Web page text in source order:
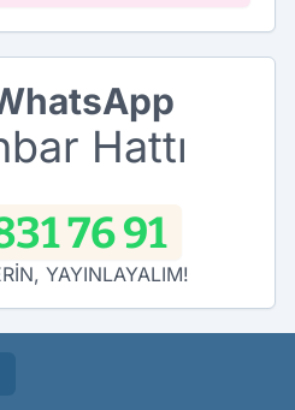
Hattı
76 91
YAYINLAYALIM!